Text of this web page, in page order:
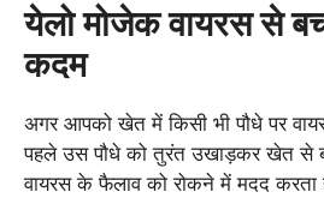
येलो मोजेक वायरस से
कदम
अगर आपको खेत में किसी भी पौधे पर
पहले उस पौधे को तुरंत उखाड़कर खेत से
वायरस के फैलाव को रोकने में मदद करता